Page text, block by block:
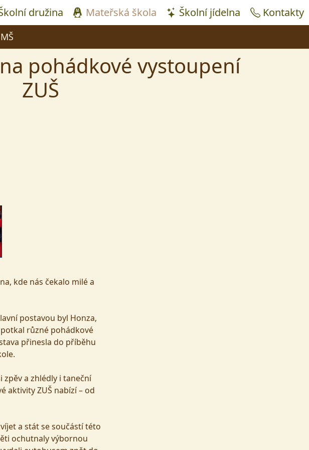
družina Mateřská škola Školní jídelna Kontakty
pohádkové vystoupení
ZUŠ
kde nás čekalo milé a
postavou byl Honza,
různé pohádkové
přinesla do příběhu
a zhlédly i taneční
aktivity ZUŠ nabízí – od
a stát se součástí této
ochutnaly výbornou